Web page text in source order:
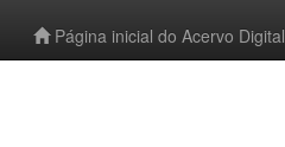
Página inicial do Acervo Digital